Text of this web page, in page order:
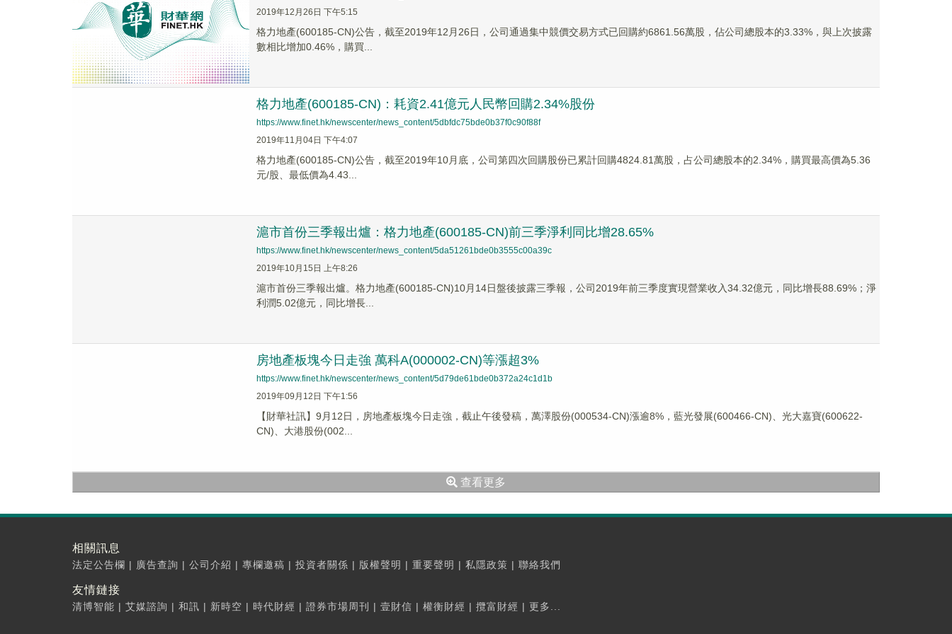
2019年12月26日 下午5:15
格力地產(600185-CN)公告，截至2019年12月26日，公司通過集中競價交易方式已回購約6861.56萬股，佔公司總股本的3.33%，與上次披露
數相比增加0.46%，購買...
格力地產(600185-CN)：耗資2.41億元人民幣回購2.34%股份
https://www.finet.hk/newscenter/news_content/5dbfdc75bde0b37f0c90f88f
2019年11月04日 下午4:07
格力地產(600185-CN)公告，截至2019年10月底，公司第四次回購股份已累計回購4824.81萬股，占公司總股本的2.34%，購買最高價為5.36
元/股、最低價為4.43...
滬市首份三季報出爐：格力地產(600185-CN)前三季淨利同比增28.65%
https://www.finet.hk/newscenter/news_content/5da51261bde0b3555c00a39c
2019年10月15日 上午8:26
滬市首份三季報出爐。格力地產(600185-CN)10月14日盤後披露三季報，公司2019年前三季度實現營業收入34.32億元，同比增長88.69%；淨
利潤5.02億元，同比增長...
房地產板塊今日走強 萬科A(000002-CN)等漲超3%
https://www.finet.hk/newscenter/news_content/5d79de61bde0b372a24c1d1b
2019年09月12日 下午1:56
【財華社訊】9月12日，房地產板塊今日走強，截止午後發稿，萬澤股份(000534-CN)漲逾8%，藍光發展(600466-CN)、光大嘉寶(600622-
CN)、大港股份(002...
查看更多
相關訊息
法定公告欄 | 廣告查詢 | 公司介紹 | 專欄邀稿 | 投資者關係 | 版權聲明 | 重要聲明 | 私隱政策 | 聯絡我們
友情鏈接
清博智能 | 艾媒諮詢 | 和訊 | 新時空 | 時代財經 | 證券市場周刊 | 壹財信 | 權衡財經 | 攬富財經 | 更多...